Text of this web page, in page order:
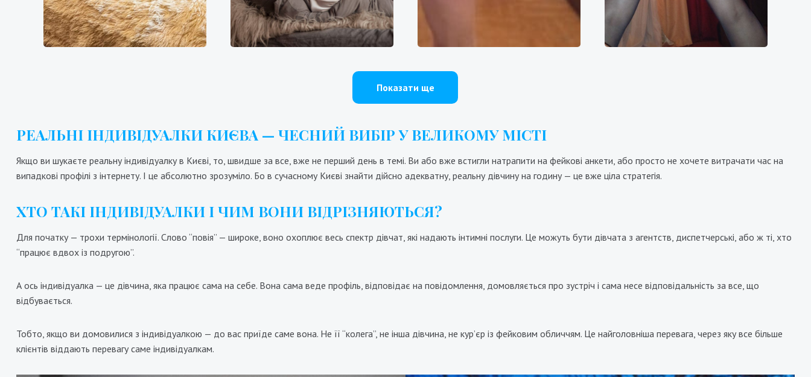
Дарницький
Печерська
Оболонський
Оболонь
Дарницький
Печерська
Ева
Шевченківський
Марина
Шевченківський
Університет
Кристина
Печерський
Печерська
Кристина
Печерський
Бориспільська
Показати ще
РЕАЛЬНІ ІНДИВІДУАЛКИ КИЄВА — ЧЕСНИЙ ВИБІР У ВЕЛИКОМУ МІСТІ
Якщо ви шукаєте реальну індивідуалку в Києві, то, швидше за все, вже не перший день в темі. Ви або вже встигли натрапити на фейкові анкети, або просто не хочете витрачати час на
випадкові профілі з інтернету. І це абсолютно зрозуміло. Бо в сучасному Києві знайти дійсно адекватну, реальну дівчину на годину — це вже ціла стратегія.
ХТО ТАКІ ІНДИВІДУАЛКИ І ЧИМ ВОНИ ВІДРІЗНЯЮТЬСЯ?
Для початку — трохи термінології. Слово “повія” — широке, воно охоплює весь спектр дівчат, які надають інтимні послуги. Це можуть бути дівчата з агентств, диспетчерські, або ж ті, хто
“працює вдвох із подругою”.
А ось індивідуалка — це дівчина, яка працює сама на себе. Вона сама веде профіль, відповідає на повідомлення, домовляється про зустріч і сама несе відповідальність за все, що
відбувається.
Тобто, якщо ви домовилися з індивідуалкою — до вас приїде саме вона. Не її “колега”, не інша дівчина, не кур’єр із фейковим обличчям. Це найголовніша перевага, через яку все більше
клієнтів віддають перевагу саме індивідуалкам.